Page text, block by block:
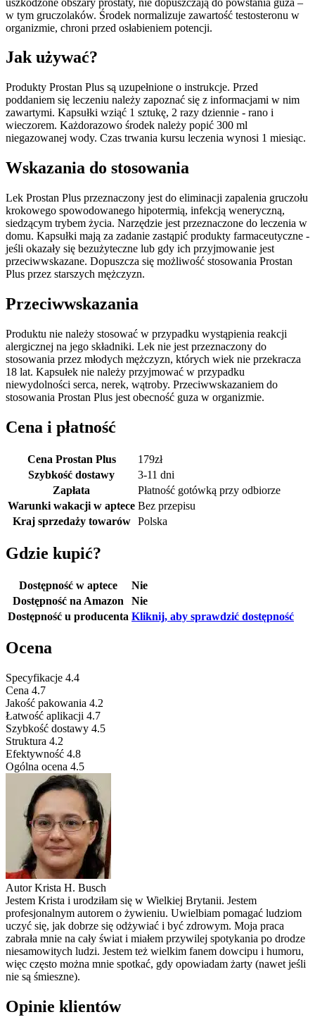
w tym gruczolaków. Środek normalizuje zawartość testosteronu w
organizmie, chroni przed osłabieniem potencji.
Jak używać?
Produkty Prostan Plus są uzupełnione o instrukcje. Przed
poddaniem się leczeniu należy zapoznać się z informacjami w nim
zawartymi. Kapsułki wziąć 1 sztukę, 2 razy dziennie - rano i
wieczorem. Każdorazowo środek należy popić 300 ml
niegazowanej wody. Czas trwania kursu leczenia wynosi 1 miesiąc.
Wskazania do stosowania
Lek Prostan Plus przeznaczony jest do eliminacji zapalenia gruczołu
krokowego spowodowanego hipotermią, infekcją weneryczną,
siedzącym trybem życia. Narzędzie jest przeznaczone do leczenia w
domu. Kapsułki mają za zadanie zastąpić produkty farmaceutyczne -
jeśli okazały się bezużyteczne lub gdy ich przyjmowanie jest
przeciwwskazane. Dopuszcza się możliwość stosowania Prostan
Plus przez starszych mężczyzn.
Przeciwwskazania
Produktu nie należy stosować w przypadku wystąpienia reakcji
alergicznej na jego składniki. Lek nie jest przeznaczony do
stosowania przez młodych mężczyzn, których wiek nie przekracza
18 lat. Kapsułek nie należy przyjmować w przypadku
niewydolności serca, nerek, wątroby. Przeciwwskazaniem do
stosowania Prostan Plus jest obecność guza w organizmie.
Cena i płatność
Cena Prostan Plus 179zł
Szybkość dostawy
3-11 dni
Zapłata
Płatność gotówką przy odbiorze
Warunki wakacji w aptece Bez przepisu
Kraj sprzedaży towarów
Polska
Gdzie kupić?
Dostępność w aptece
Nie
Dostępność na Amazon
Nie
Dostępność u producenta Kliknij, aby sprawdzić dostępność
Ocena
Specyfikacje 4.4
Cena 4.7
Jakość pakowania 4.2
Łatwość aplikacji 4.7
Szybkość dostawy 4.5
Struktura 4.2
Efektywność 4.8
Ogólna ocena 4.5
Autor Krista H. Busch
Jestem Krista i urodziłam się w Wielkiej Brytanii. Jestem
profesjonalnym autorem o żywieniu. Uwielbiam pomagać ludziom
uczyć się, jak dobrze się odżywiać i być zdrowym. Moja praca
zabrała mnie na cały świat i miałem przywilej spotykania po drodze
niesamowitych ludzi. Jestem też wielkim fanem dowcipu i humoru,
więc często można mnie spotkać, gdy opowiadam żarty (nawet jeśli
nie są śmieszne).
Opinie klientów